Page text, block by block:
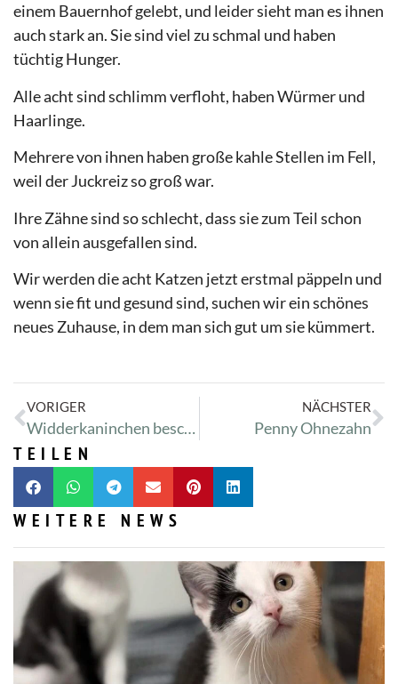
einem Bauernhof gelebt, und leider sieht man es ihnen
auch stark an. Sie sind viel zu schmal und haben
tüchtig Hunger.
Alle acht sind schlimm verfloht, haben Würmer und
Haarlinge.
Mehrere von ihnen haben große kahle Stellen im Fell,
weil der Juckreiz so groß war.
Ihre Zähne sind so schlecht, dass sie zum Teil schon
von allein ausgefallen sind.
Wir werden die acht Katzen jetzt erstmal päppeln und
wenn sie fit und gesund sind, suchen wir ein schönes
neues Zuhause, in dem man sich gut um sie kümmert.
VORIGER
Widderkaninchen beschlagnahmt
NÄCHSTER
Penny Ohnezahn
TEILEN
WEITERE NEWS